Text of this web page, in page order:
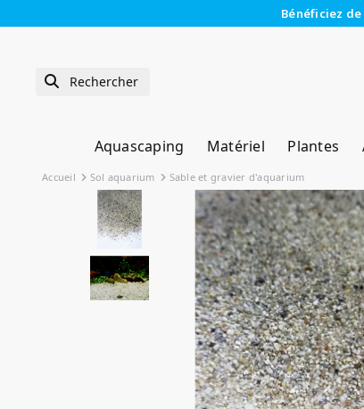
Bénéficiez
Aquascaping Matériel Plantes
Accueil Sol aquarium Sable et gravier d'aquarium